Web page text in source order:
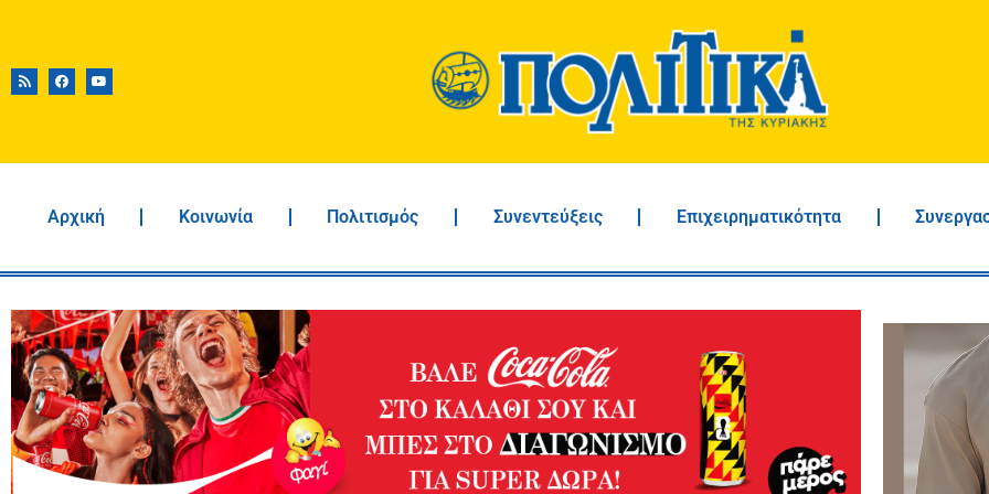
Αρχική Κοινωνία Πολιτισμός Συνεντεύξεις Επιχειρηματικότητα